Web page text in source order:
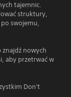
tajemnic.
struktury,
swojemu,
znajdź nowych
aby przetrwać w
Don't